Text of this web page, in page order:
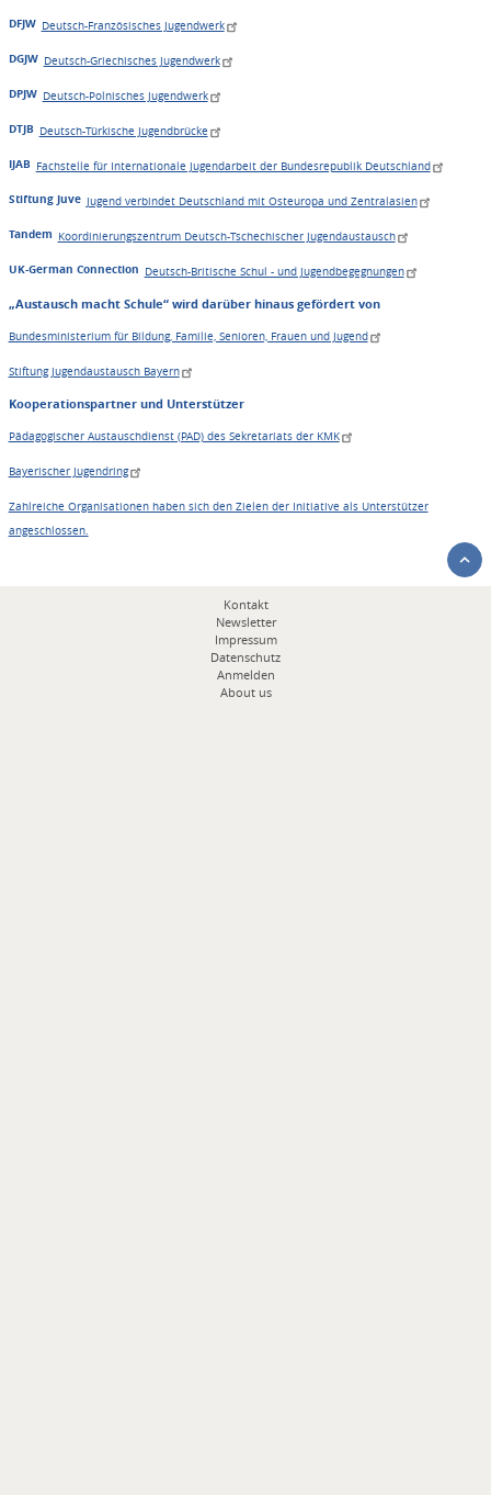
DFJW Deutsch-Französisches Jugendwerk
DGJW Deutsch-Griechisches Jugendwerk
DPJW Deutsch-Polnisches Jugendwerk
DTJB Deutsch-Türkische Jugendbrücke
IJAB Fachstelle für Internationale Jugendarbeit der Bundesrepublik Deutschland
Stiftung Juve Jugend verbindet Deutschland mit Osteuropa und Zentralasien
Tandem Koordinierungszentrum Deutsch-Tschechischer Jugendaustausch
UK-German Connection Deutsch-Britische Schul - und Jugendbegegnungen
„Austausch macht Schule“ wird darüber hinaus gefördert von
Bundesministerium für Bildung, Familie, Senioren, Frauen und Jugend
Stiftung Jugendaustausch Bayern
Kooperationspartner und Unterstützer
Pädagogischer Austauschdienst (PAD) des Sekretariats der KMK
Bayerischer Jugendring
Zahlreiche Organisationen haben sich den Zielen der Initiative als Unterstützer
angeschlossen.
Kontakt
Newsletter
Impressum
Datenschutz
Anmelden
About us